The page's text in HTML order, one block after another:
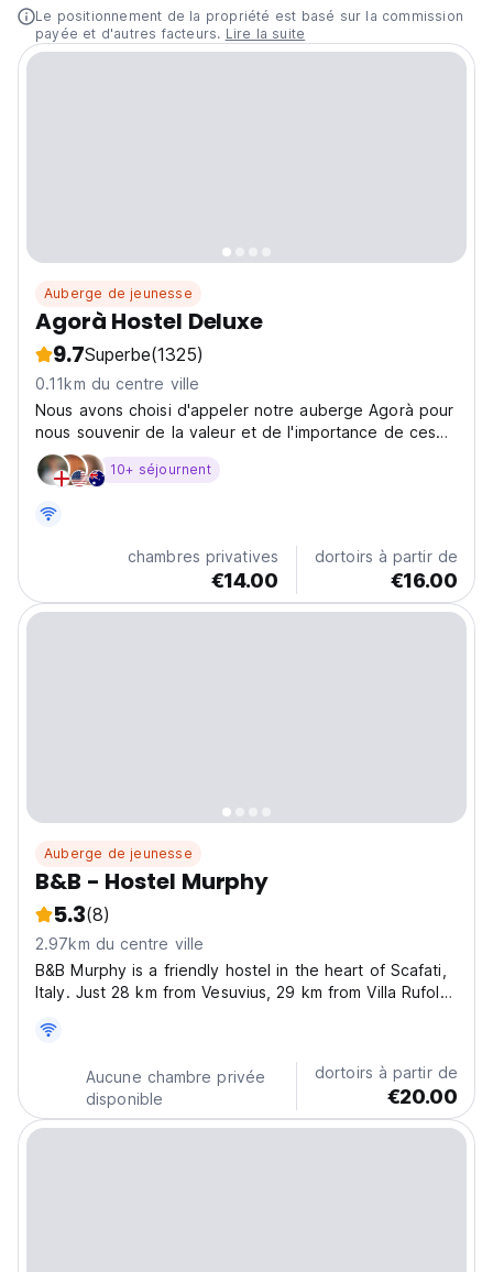
Le positionnement de la propriété est basé sur la commission
payée et d'autres facteurs. Lire la suite
Auberge de jeunesse
Agorà Hostel Deluxe
9.7Superbe(1325)
0.11km du centre ville
Nous avons choisi d'appeler notre auberge Agorà pour
nous souvenir de la valeur et de l'importance de ces
lieux de l'antique Grèce.
10+ séjournent
chambres privatives
€14.00
dortoirs à partir de
€16.00
Auberge de jeunesse
B&B - Hostel Murphy
5.3(8)
2.97km du centre ville
B&B Murphy is a friendly hostel in the heart of Scafati,
Italy. Just 28 km from Vesuvius, 29 km from Villa Rufolo,
separate male and female dorms, a shared kitchen,
bathrooms, and a cozy common room to relax...
Aucune chambre privée
disponible
dortoirs à partir de
€20.00